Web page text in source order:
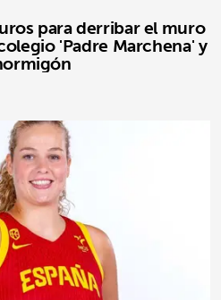
para derribar el muro
'Padre Marchena' y